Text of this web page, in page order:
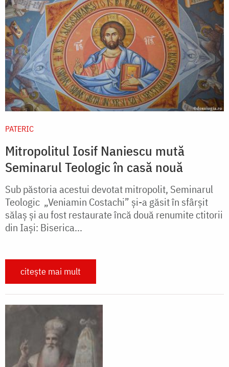
PATERIC
Mitropolitul Iosif Naniescu mută
Seminarul Teologic în casă nouă
Sub păstoria acestui devotat mitropolit, Seminarul
Teologic „Veniamin Costachi” și-a găsit în sfârșit
sălaș și au fost restaurate încă două renumite ctitorii
din Iaşi: Biserica...
citește mai mult